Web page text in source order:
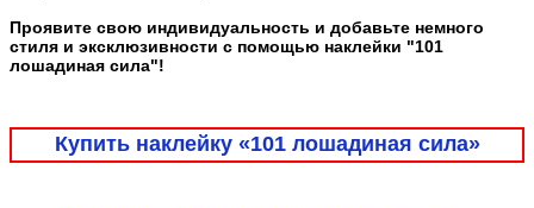
Проявите свою индивидуальность и добавьте немного
стиля и эксклюзивности с помощью наклейки "101
лошадиная сила"!
Купить наклейку «101 лошадиная сила»